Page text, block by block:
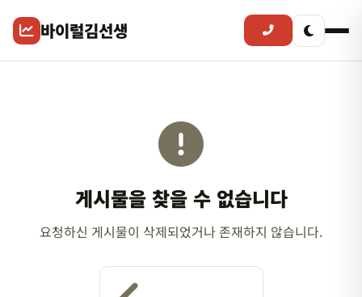
바이럴김선생
게시물을 찾을 수 없습니다
요청하신 게시물이 삭제되었거나 존재하지 않습니다.